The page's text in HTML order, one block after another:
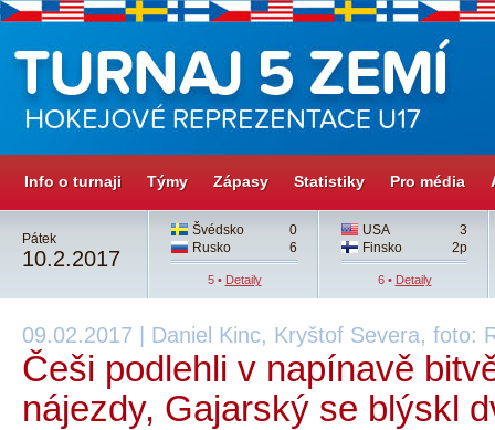
Info o turnaji Týmy Zápasy Statistiky Pro média
Pátek
10.2.2017
Švédsko
0
Rusko
6
5 • Detaily
USA
3
Finsko
2p
6 • Detaily
09.02.2017 | Daniel Kinc, Kryštof Severa, foto:
Češi podlehli v napínavě
nájezdy, Gajarský se blýskl